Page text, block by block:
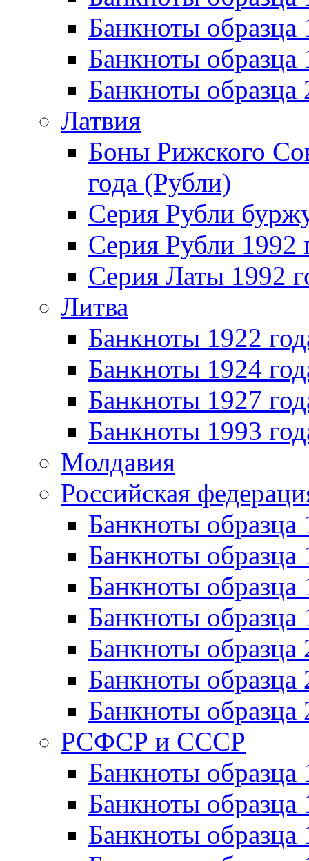
Банкноты образца
Банкноты
Банкноты
Латвия
Боны Рижского
года (Рубли)
Серия Рубли
Серия Рубли 1992
Серия Латы 1992
Литва
Банкноты 1922
Банкноты 1924
Банкноты 1927
Банкноты 1993
Молдавия
Российская
Банкноты образца
Банкноты образца
Банкноты образца
Банкноты образца
Банкноты образца
Банкноты образца
Банкноты образца
РСФСР и СССР
Банкноты
Банкноты образца
Банкноты образца